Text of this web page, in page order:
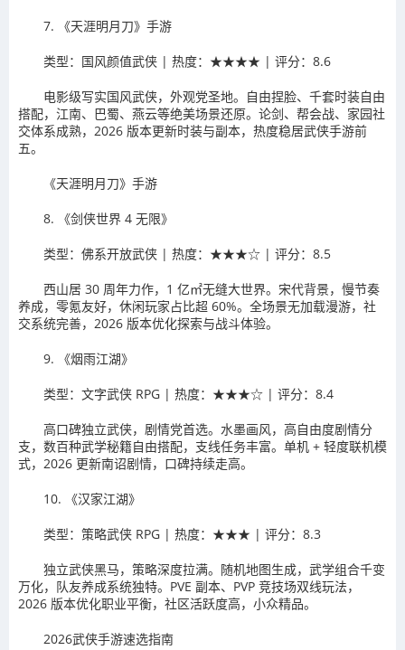
7. 《天涯明月刀》手游
类型：国风颜值武侠 | 热度：★★★★ | 评分：8.6
电影级写实国风武侠，外观党圣地。自由捏脸、千套时装自由
搭配，江南、巴蜀、燕云等绝美场景还原。论剑、帮会战、家园社
交体系成熟，2026 版本更新时装与副本，热度稳居武侠手游前
五。
《天涯明月刀》手游
8. 《剑侠世界 4 无限》
类型：佛系开放武侠 | 热度：★★★☆ | 评分：8.5
西山居 30 周年力作，1 亿㎡无缝大世界。宋代背景，慢节奏
养成，零氪友好，休闲玩家占比超 60%。全场景无加载漫游，社
交系统完善，2026 版本优化探索与战斗体验。
9. 《烟雨江湖》
类型：文字武侠 RPG | 热度：★★★☆ | 评分：8.4
高口碑独立武侠，剧情党首选。水墨画风，高自由度剧情分
支，数百种武学秘籍自由搭配，支线任务丰富。单机 + 轻度联机模
式，2026 更新南诏剧情，口碑持续走高。
10. 《汉家江湖》
类型：策略武侠 RPG | 热度：★★★ | 评分：8.3
独立武侠黑马，策略深度拉满。随机地图生成，武学组合千变
万化，队友养成系统独特。PVE 副本、PVP 竞技场双线玩法，
2026 版本优化职业平衡，社区活跃度高，小众精品。
2026武侠手游速选指南